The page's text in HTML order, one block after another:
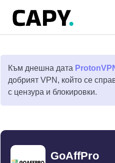
Към днешна дата
добрият VPN, който се
с цензура и блокировки.
GoAffPro